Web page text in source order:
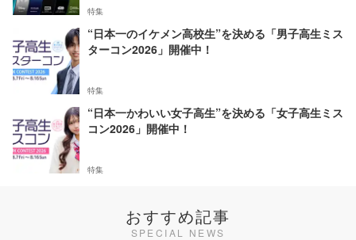
特集
“日本一のイケメン高校生”を決める「男子高生ミス
ターコン2026」開催中！
特集
“日本一かわいい女子高生”を決める「女子高生ミス
コン2026」開催中！
特集
おすすめ記事
SPECIAL NEWS